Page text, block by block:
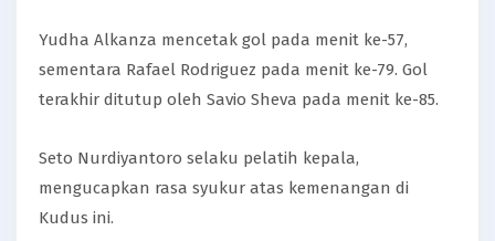
Yudha Alkanza mencetak gol pada menit ke-57,
sementara Rafael Rodriguez pada menit ke-79. Gol
terakhir ditutup oleh Savio Sheva pada menit ke-85.
Seto Nurdiyantoro selaku pelatih kepala,
mengucapkan rasa syukur atas kemenangan di
Kudus ini.